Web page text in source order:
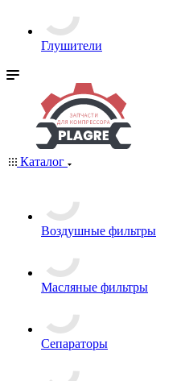
Глушители
Каталог
Воздушные фильтры
Масляные фильтры
Сепараторы